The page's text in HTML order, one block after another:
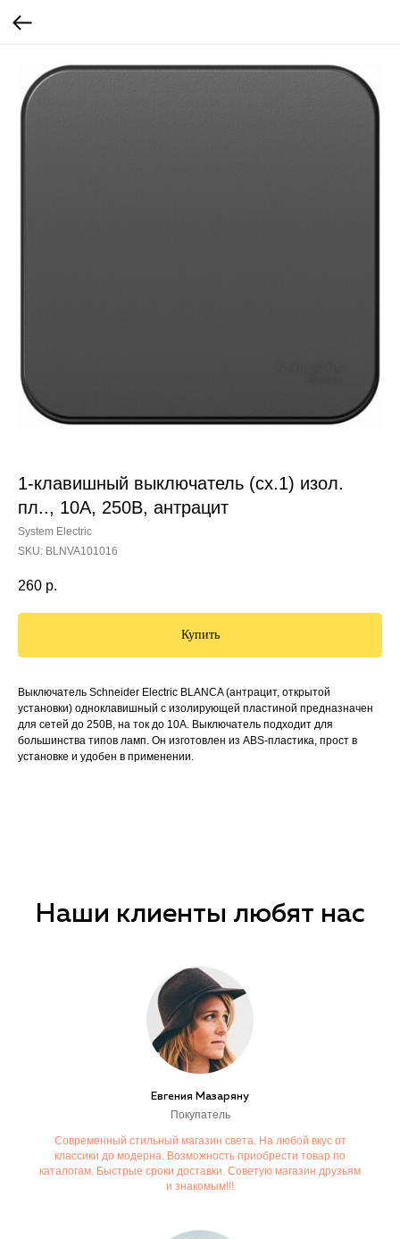
1-клавишный выключатель (сх.1) изол.
пл.., 10А, 250В, антрацит
System Electric
SKU: BLNVA101016
260 р.
Купить
Выключатель Schneider Electric BLANCA (антрацит, открытой
установки) одноклавишный с изолирующей пластиной предназначен
для сетей до 250В, на ток до 10А. Выключатель подходит для
большинства типов ламп. Он изготовлен из ABS-пластика, прост в
установке и удобен в применении.
Наши клиенты любят нас
Евгения Мазаряну
Покупатель
Современный стильный магазин света. На любой вкус от
классики до модерна. Возможность приобрести товар по
каталогам. Быстрые сроки доставки. Советую магазин друзьям
и знакомым!!!